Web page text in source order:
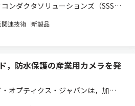
ンダクタソリューションズ（SSS）
画素の多画素を両立する，裏面照射
グローバルシャッター機能を搭載し
関連技術 新製品
，防水保護の産業用カメラを発
オプティクス・ジャパンは，加